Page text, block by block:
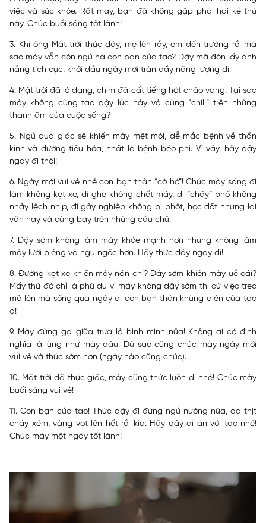
việc và sức khỏe. Rất may, bạn đã không gặp phải hai kẻ thù
này. Chúc buổi sáng tốt lành!
3. Khi ông Mặt trời thức dậy, mẹ lên rẫy, em đến trường rồi mà
sao mày vẫn còn ngủ hả con bạn của tao? Dậy mà đón lấy ánh
nắng tích cực, khởi đầu ngày mới tràn đầy năng lượng đi.
4. Mặt trời đã ló dạng, chim đã cất tiếng hót chào vang. Tại sao
mày không cùng tao dậy lúc này và cùng “chill” trên những
thanh âm của cuộc sống?
5. Ngủ quá giấc sẽ khiến mày mệt mỏi, dễ mắc bệnh về thần
kinh và đường tiêu hóa, nhất là bệnh béo phì. Vì vậy, hãy dậy
ngay đi thôi!
6. Ngày mới vui vẻ nhé con bạn thân “cờ hó”! Chúc mày sáng đi
làm không kẹt xe, đi ghe không chết máy, đi “cháy” phố không
nhảy lệch nhịp, đi gây nghiệp không bị phốt, học dốt nhưng lại
văn hay và cùng bay trên những câu chữ.
7. Dậy sớm không làm mày khỏe mạnh hơn nhưng không làm
mày lười biếng và ngu ngốc hơn. Hãy thức dậy ngay đi!
8. Đường kẹt xe khiến mày nản chí? Dậy sớm khiến mày uể oải?
Mấy thứ đó chỉ là phù du vì mày không dậy sớm thì cứ việc treo
mỏ lên mà sống qua ngày đi con bạn thân khùng điên của tao
ạ!
9. Mày đừng gọi giữa trưa là bình minh nữa! Không ai có định
nghĩa là lùng như mày đâu. Dù sao cũng chúc mày ngày mới
vui vẻ và thức sớm hơn (ngày nào cũng chúc).
10. Mặt trời đã thức giấc, mày cũng thức luôn đi nhé! Chúc mày
buổi sáng vui vẻ!
11. Con bạn của tao! Thức dậy đi đừng ngủ nướng nữa, da thịt
cháy xém, vàng vọt lên hết rồi kìa. Hãy dậy đi ăn với tao nhé!
Chúc mày một ngày tốt lành!